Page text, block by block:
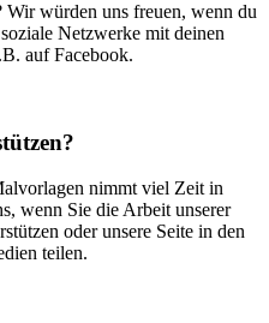
würden uns freuen, wenn du
Netzwerke mit deinen
auf Facebook.
nimmt viel Zeit in
wenn Sie die Arbeit unserer
oder unsere Seite in den
teilen.